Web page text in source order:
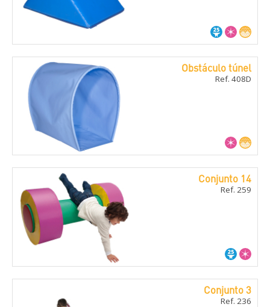
Obstáculo túnel
Ref. 408D
Conjunto 14
Ref. 259
Conjunto 3
Ref. 236